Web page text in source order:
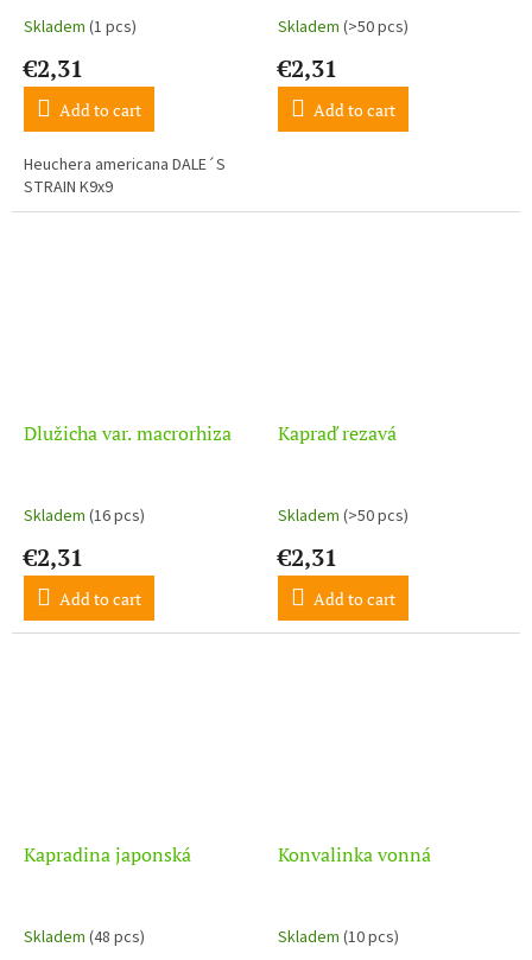
Skladem (1 pcs)
€2,31
Add to cart
Heuchera americana DALE´S
STRAIN K9x9
Skladem (>50 pcs)
€2,31
Add to cart
Dlužicha var. macrorhiza
Skladem (16 pcs)
€2,31
Add to cart
Kapraď rezavá
Skladem (>50 pcs)
€2,31
Add to cart
Kapradina japonská
Skladem (48 pcs)
Konvalinka vonná
Skladem (10 pcs)